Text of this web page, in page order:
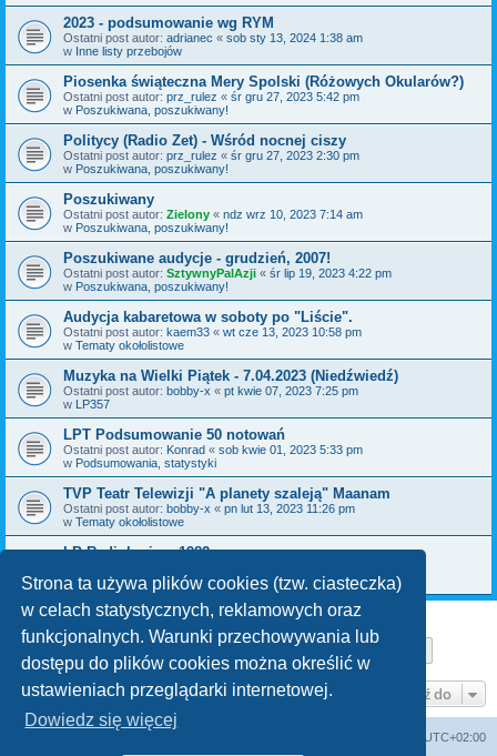
Strona ta używa plików cookies (tzw. ciasteczka)
w celach statystycznych, reklamowych oraz
funkcjonalnych. Warunki przechowywania lub
dostępu do plików cookies można określić w
ustawieniach przeglądarki internetowej.
Dowiedz się więcej
2023 - podsumowanie wg RYM
Ostatni post autor: adrianec « sob sty 13, 2024 1:38 am
w Inne listy przebojów
Piosenka świąteczna Mery Spolski (Różowych Okularów?)
Ostatni post autor: prz_rulez « śr gru 27, 2023 5:42 pm
w Poszukiwana, poszukiwany!
Politycy (Radio Zet) - Wśród nocnej ciszy
Ostatni post autor: prz_rulez « śr gru 27, 2023 2:30 pm
w Poszukiwana, poszukiwany!
Poszukiwany
Ostatni post autor: Zielony « ndz wrz 10, 2023 7:14 am
w Poszukiwana, poszukiwany!
Poszukiwane audycje - grudzień, 2007!
Ostatni post autor: SztywnyPalAzji « śr lip 19, 2023 4:22 pm
w Poszukiwana, poszukiwany!
Audycja kabaretowa w soboty po "Liście".
Ostatni post autor: kaem33 « wt cze 13, 2023 10:58 pm
w Tematy okołolistowe
Muzyka na Wielki Piątek - 7.04.2023 (Niedźwiedź)
Ostatni post autor: bobby-x « pt kwie 07, 2023 7:25 pm
w LP357
LPT Podsumowanie 50 notowań
Ostatni post autor: Konrad « sob kwie 01, 2023 5:33 pm
w Podsumowania, statystyki
TVP Teatr Telewizji "A planety szaleją" Maanam
Ostatni post autor: bobby-x « pn lut 13, 2023 11:26 pm
w Tematy okołolistowe
LP Radiokuriera 1982
w Poszukiwana, poszukiwany!
Znaleziono 711 wyników Strona 1z 29
3
Przejdź do
UTC+02:00